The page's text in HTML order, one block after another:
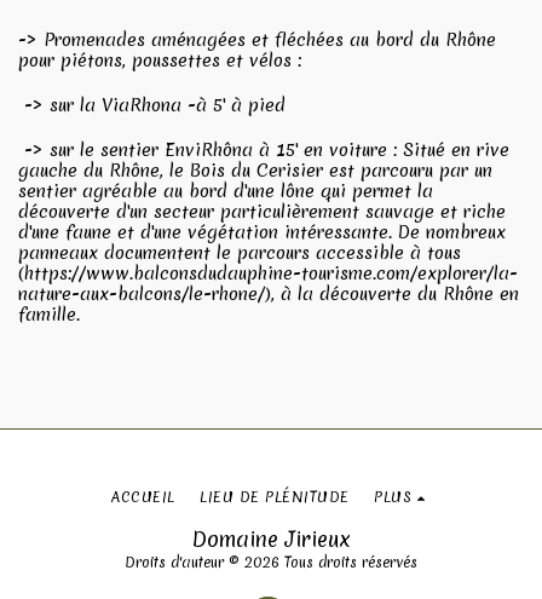
-> Promenades aménagées et fléchées au bord du Rhône
pour piétons, poussettes et vélos :
-> sur la ViaRhona -à 5' à pied
-> sur le sentier EnviRhôna à 15' en voiture : Situé en rive
gauche du Rhône, le Bois du Cerisier est parcouru par un
sentier agréable au bord d'une lône qui permet la
découverte d'un secteur particulièrement sauvage et riche
d'une faune et d'une végétation intéressante. De nombreux
panneaux documentent le parcours accessible à tous
(https://www.balconsdudauphine-tourisme.com/explorer/la-
nature-aux-balcons/le-rhone/), à la découverte du Rhône en
famille.
Domaine Jirieux
Droits d'auteur © 2026 Tous droits réservés
ACCUEIL LIEU DE PLÉNITUDE PLUS